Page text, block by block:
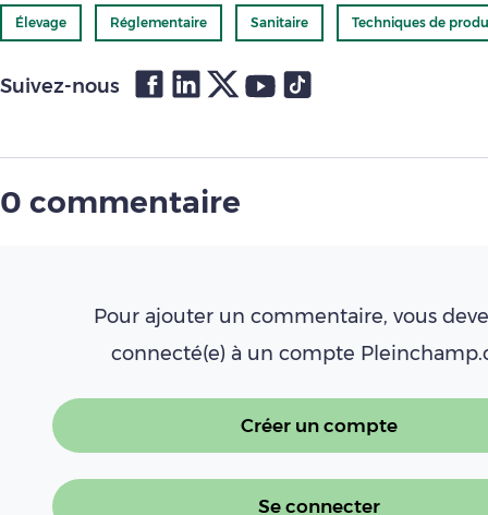
Élevage Réglementaire Sanitaire Techniques de
Suivez-nous
0 commentaire
Pour ajouter un commentaire, vous
connecté(e) à un compte
Créer un compte
Se connecter